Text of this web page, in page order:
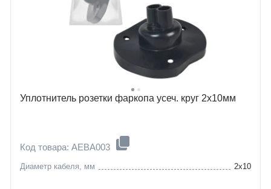
Уплотнитель розетки фаркопа усеч. круг 2х10мм
Код товара: AEBA003
Диаметр кабеля, мм 2x10